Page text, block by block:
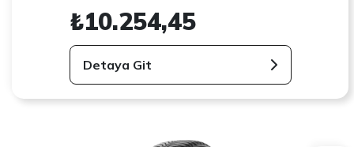
₺10.254,45
Detaya Git